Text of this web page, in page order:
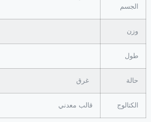
الجسم
وزن
طول
حالة غرق
الكتالوج قالب معدني